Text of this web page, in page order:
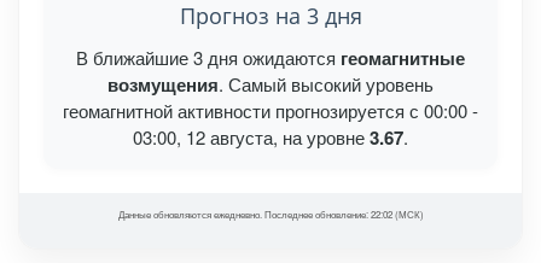
Прогноз на 3 дня
В ближайшие 3 дня ожидаются геомагнитные
возмущения. Самый высокий уровень
геомагнитной активности прогнозируется с 00:00 -
03:00, 12 августа, на уровне3.67.
Данные обновляются ежедневно. Последнее обновление: 22:02 (МСК)